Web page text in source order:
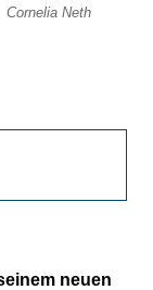
Cornelia Neth
die
neuen